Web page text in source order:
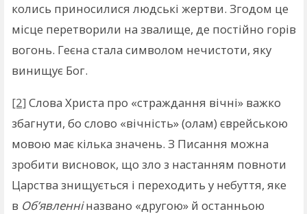
колись приносилися людські жертви. Згодом це
місце перетворили на звалище, де постійно горів
вогонь. Геєна стала символом нечистоти, яку
винищує Бог.
[2] Слова Христа про «страждання вічні» важко
збагнути, бо слово «вічність» (олам) єврейською
мовою має кілька значень. З Писання можна
зробити висновок, що зло з настанням повноти
Царства знищується і переходить у небуття, яке
в Об’явленніназвано «другою» й останньою